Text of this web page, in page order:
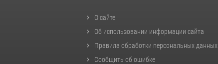
О сайте
Об использовании информации сайта
Правила обработки персональных данных
Сообщить об ошибке